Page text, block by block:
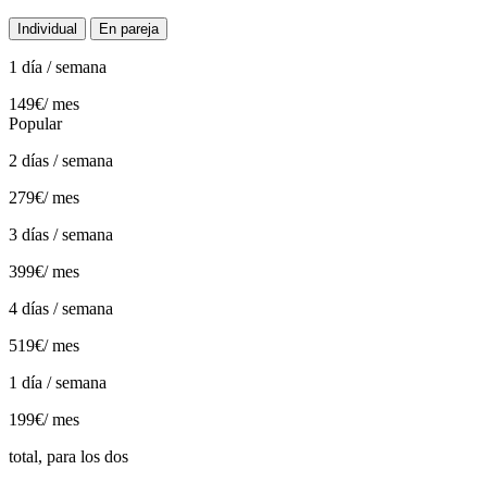
Individual En pareja
1 día / semana
149€/ mes
Popular
2 días / semana
279€/ mes
3 días / semana
399€/ mes
4 días / semana
519€/ mes
1 día / semana
199€/ mes
total, para los dos